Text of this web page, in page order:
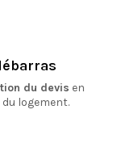
du devis en
logement.